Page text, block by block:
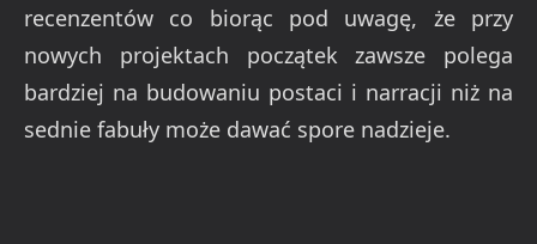
recenzentów co biorąc pod uwagę, że przy
nowych projektach początek zawsze polega
bardziej na budowaniu postaci i narracji niż na
sednie fabuły może dawać spore nadzieje.